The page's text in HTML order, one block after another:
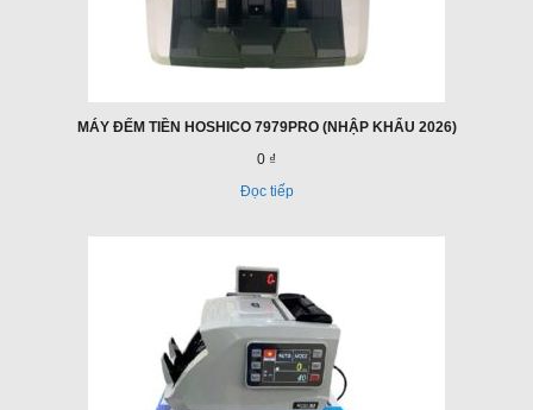
MÁY ĐẾM TIỀN HOSHICO 7979PRO (NHẬP KHẨU 2026)
0 ₫
Đọc tiếp